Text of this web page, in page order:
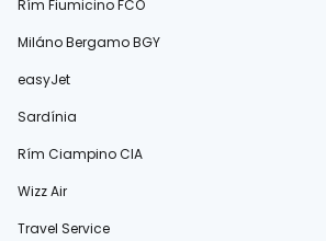
Rím Fiumicino FCO
Miláno Bergamo BGY
easyJet
Sardínia
Rím Ciampino CIA
Wizz Air
Travel Service